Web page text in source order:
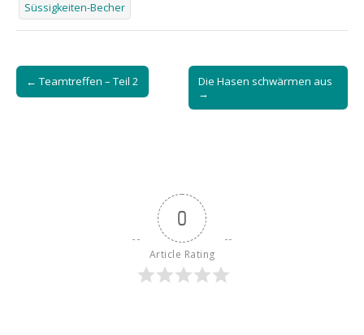
Süssigkeiten-Becher
Post
navigation
← Teamtreffen – Teil 2
Die Hasen schwärmen aus
→
0
Article Rating